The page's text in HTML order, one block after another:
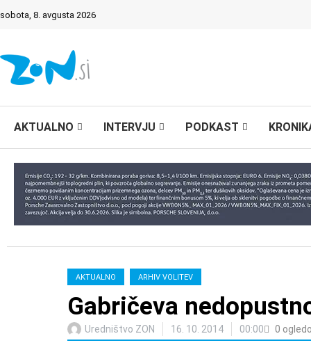
sobota, 8. avgusta 2026
AKTUALNO INTERVJU PODKAST
AKTUALNO ARHIV VOLITEV
Gabričeva
Uredništvo ZON 16. 10. 2014 00:00 0